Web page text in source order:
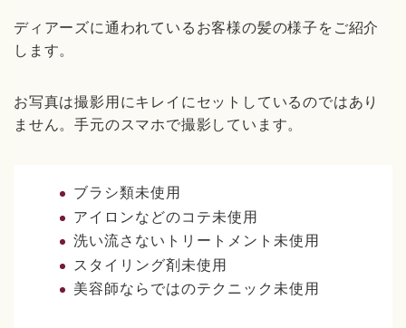
ディアーズに通われているお客様の髪の様子をご紹介
します。
お写真は撮影用にキレイにセットしているのではあり
ません。手元のスマホで撮影しています。
ブラシ類未使用
アイロンなどのコテ未使用
洗い流さないトリートメント未使用
スタイリング剤未使用
美容師ならではのテクニック未使用